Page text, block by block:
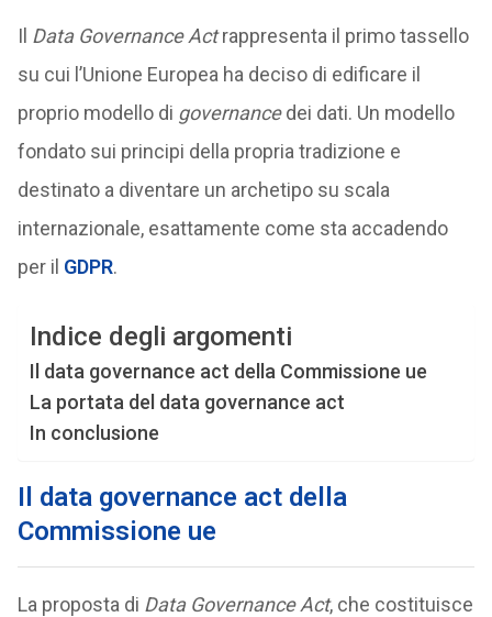
Il Data Governance Actrappresenta il primo tassello
su cui l’Unione Europea ha deciso di edificare il
proprio modello di governancedei dati. Un modello
fondato sui principi della propria tradizione e
destinato a diventare un archetipo su scala
internazionale, esattamente come sta accadendo
per il GDPR.
Indice degli argomenti
Il data governance act della Commissione ue
La portata del data governance act
In conclusione
Il data governance act della
Commissione ue
La proposta di Data Governance Act, che costituisce